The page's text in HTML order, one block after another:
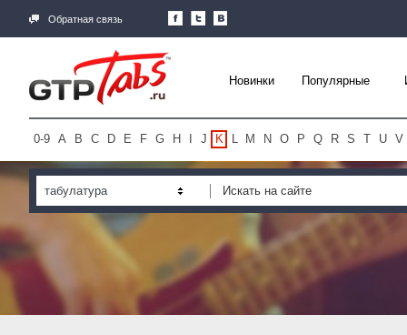
Обратная связь
Новинки Популярные
0-9 A B C D E F G H J K L M N O P Q R S T U V
табулатура